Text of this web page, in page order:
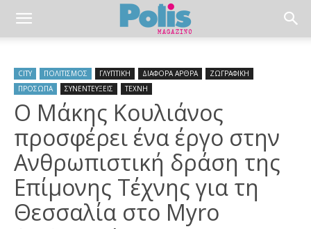
CITY ΠΟΛΙΤΙΣΜΟΣ ΓΛΥΠΤΙΚΗ ΔΙΑΦΟΡΑ ΑΡΘΡΑ
ΖΩΓΡΑΦΙΚΗ
ΠΡΟΣΩΠΑ
ΣΥΝΕΝΤΕΥΞΕΙΣ ΤΕΧΝΗ
Ο Μάκης Κουλιάνος
προσφέρει ένα έργο στην
Ανθρωπιστική δράση της
Επίμονης Τέχνης για τη
Θεσσαλία στο Myro